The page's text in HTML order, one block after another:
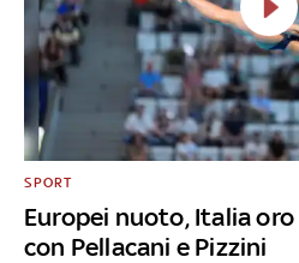
Europei nuoto, Italia
con Pellacani e Pizzini
SPORT